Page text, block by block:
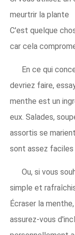
meurtrir la plante
C'est quelque
car cela
En ce qui
devriez faire,
menthe est un
eux. Salades,
assortis se
sont assez faciles
Ou, si vous
simple et
Écraser la
assurez-vous